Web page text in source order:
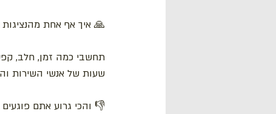
🙏 איך אף אחת מהנציגות
תחשבי כמה זמן, חלב,
שעות של אנשי השירות
👎 והכי גרוע אתם